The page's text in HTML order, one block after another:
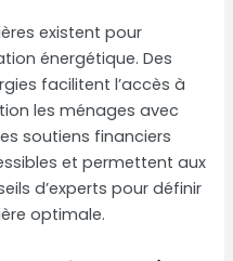
existent pour
énergétique. Des
facilitent l’accès à
les ménages avec
soutiens financiers
et permettent aux
d’experts pour définir
optimale.